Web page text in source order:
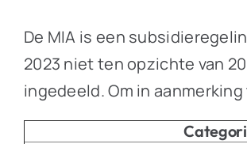
De MIA is een
2023 niet ten opzichte van
ingedeeld. Om in